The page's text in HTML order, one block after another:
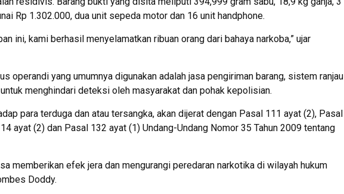
Rp 1.302.000, dua unit sepeda motor dan 16 unit handphone.
ini, kami berhasil menyelamatkan ribuan orang dari bahaya narkoba,” ujar
operandi yang umumnya digunakan adalah jasa pengiriman barang, sistem ranjau
menghindari deteksi oleh masyarakat dan pohak kepolisian.
para terduga dan atau tersangka, akan dijerat dengan Pasal 111 ayat (2), Pasal
ayat (2) dan Pasal 132 ayat (1) Undang-Undang Nomor 35 Tahun 2009 tentang
memberikan efek jera dan mengurangi peredaran narkotika di wilayah hukum
Doddy.